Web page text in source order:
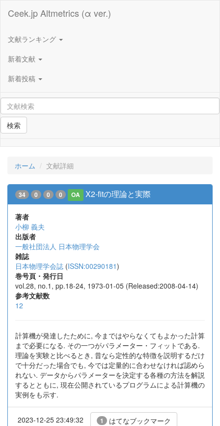
Ceek.jp Altmetrics (α ver.)
文献ランキング
新着文献
新着投稿
検索
ホーム 文献詳細
34 0 0 0 OA X2-fitの理論と実際
著者
小柳 義夫
出版者
一般社団法人 日本物理学会
雑誌
日本物理学会誌 (ISSN:00290181)
巻号頁・発行日
vol.28, no.1, pp.18-24, 1973-01-05 (Released:2008-04-14)
参考文献数
12
計算機が発達したために, 今まではやらなくてもよかった計算
まで必要になる. その一つがパラメーター・フィットである.
理論を実験と比べるとき, 昔なら定性的な特徴を説明するだけ
で十分だった場合でも, 今では定量的に合わせなければ認めら
れない. データからパラメーターを決定する各種の方法を解説
するとともに, 現在公開されているプログラムによる計算機の
実例をも示す.
2023-12-25 23:49:32 1 はてなブックマーク